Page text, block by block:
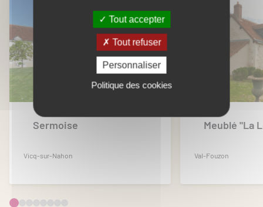
Sermoise
Vicq-sur-Nahon
Meublé "La
Val-Fouzon
Tout accepter
Tout refuser
Personnaliser
Politique des cookies